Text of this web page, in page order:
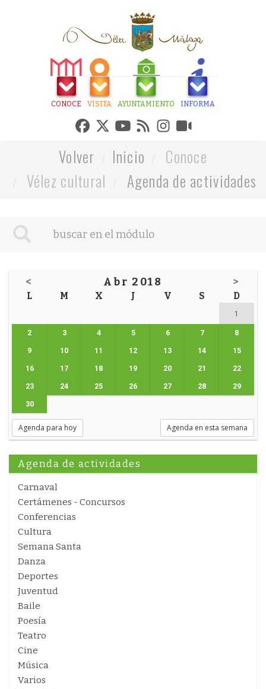
CONOCE VISITA AYUNTAMIENTO INFORMA
Volver Inicio
Conoce
Vélez cultural
Agenda de actividades
< Abr 2018 >
L M X J V S D
1
2 3 4 5 6 7 8
9 10 11 12 13 14 15
16 17 18 19 20 21 22
23 24 25 26 27 28 29
30
Agenda para hoy Agenda en esta semana
Agenda de actividades
Carnaval
Certámenes - Concursos
Conferencias
Cultura
Semana Santa
Danza
Deportes
Juventud
Baile
Poesía
Teatro
Cine
Música
Varios